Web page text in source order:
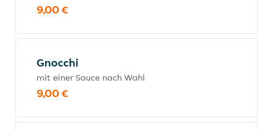
9,00 €
Gnocchi
mit einer Sauce nach Wahl
9,00 €